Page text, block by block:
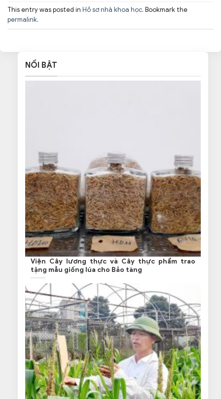
This entry was posted in Hồ sơ nhà khoa học. Bookmark the
permalink.
NỔI BẬT
Viện Cây lương thực và Cây thực phẩm trao
tặng mẫu giống lúa cho Bảo tàng